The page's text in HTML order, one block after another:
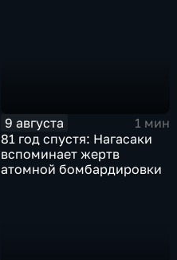
9 августа
1 мин
81 год спустя: Нагасаки
вспоминает жертв
атомной бомбардировки